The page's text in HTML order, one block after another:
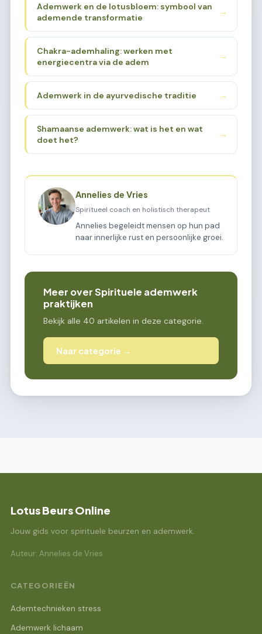
Ademwerk en de lotusbloem: symbool van
ademende transformatie
→
Chakra-ademhaling: werken met
energiecentra via de adem
→
Ademwerk in de ayurvedische traditie →
Shamaanse ademwerk: wat is het en wat
doet het?
→
Annelies de Vries
Spiritueel coach en holistisch therapeut
Annelies begeleidt mensen op hun pad
naar innerlijke rust en persoonlijke groei.
Meer over Spirituele ademwerk
praktijken
Bekijk alle 40 artikelen in deze categorie.
Naar categorie →
Lotus Beurs Online
Jouw gids voor spirituele beurzen en ademwerk.
Auteur: Annelies de Vries
CATEGORIEËN
Ademtechnieken stress
Ademwerk lichaam